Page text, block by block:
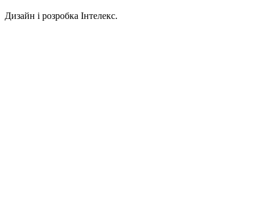
Дизайн і розробка Інтелекс.